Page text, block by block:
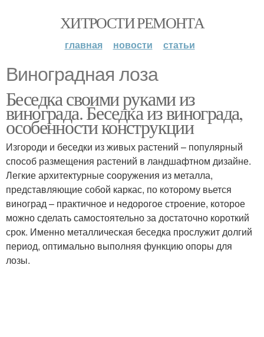
ХИТРОСТИ РЕМОНТА
главная новости статьи
Виноградная лоза
Беседка своими руками из
винограда. Беседка из винограда,
особенности конструкции
Изгороди и беседки из живых растений – популярный
способ размещения растений в ландшафтном дизайне.
Легкие архитектурные сооружения из металла,
представляющие собой каркас, по которому вьется
виноград – практичное и недорогое строение, которое
можно сделать самостоятельно за достаточно короткий
срок. Именно металлическая беседка прослужит долгий
период, оптимально выполняя функцию опоры для
лозы.